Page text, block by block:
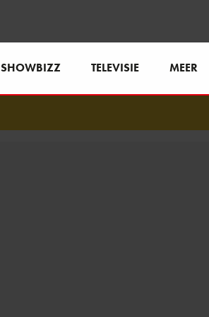
SHOWBIZZ TELEVISIE MEER